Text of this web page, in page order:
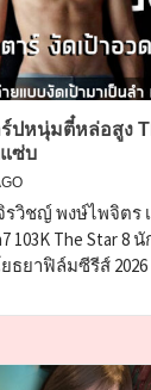
ร์ปหนุ่มตี๋หล่อสูง
ซ่บ
วิชญ์ พงษ์ไพจิตร เ
103K The Star 8
ธยาฟิล์มซีรีส์ 2026